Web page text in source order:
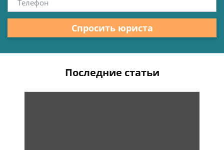
Спросить юриста
Последние статьи